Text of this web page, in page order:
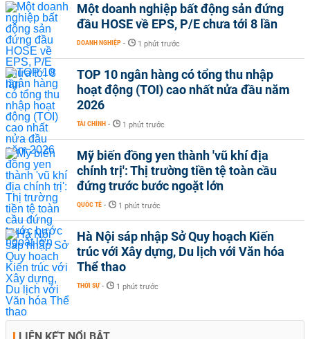
Một doanh nghiệp bất động sản đứng
đầu HOSE về EPS, P/E chưa tới 8 lần
DOANH NGHIỆP - 1 phút trước
TOP 10 ngân hàng có tổng thu nhập
hoạt động (TOI) cao nhất nửa đầu năm
2026
TÀI CHÍNH - 1 phút trước
Mỹ biến đồng yen thành 'vũ khí địa
chính trị': Thị trường tiền tệ toàn cầu
đứng trước bước ngoặt lớn
QUỐC TẾ - 1 phút trước
Hà Nội sáp nhập Sở Quy hoạch Kiến
trúc với Xây dựng, Du lịch với Văn hóa
Thể thao
THỜI SỰ - 1 phút trước